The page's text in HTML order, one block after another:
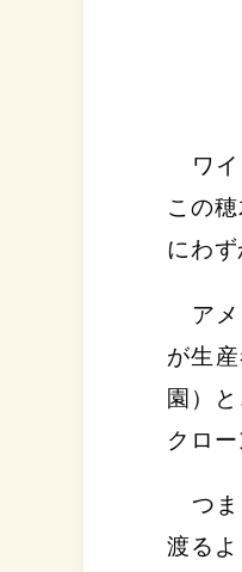
ワ
この
にわ
ア
が生
園）
クロ
つ
渡る